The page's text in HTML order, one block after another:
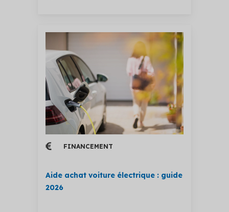
FINANCEMENT
Aide achat voiture électrique : guide
2026